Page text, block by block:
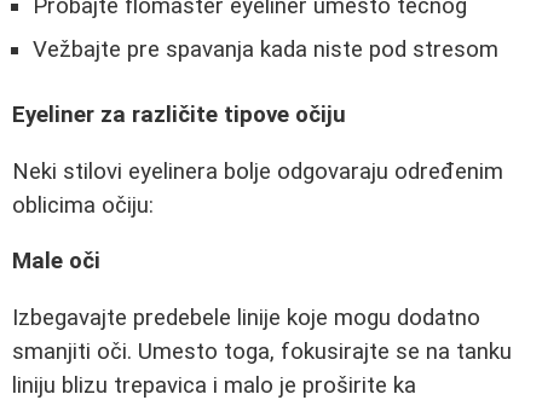
Probajte flomaster eyeliner umesto tečnog
Vežbajte pre spavanja kada niste pod stresom
Eyeliner za različite tipove očiju
Neki stilovi eyelinera bolje odgovaraju određenim
oblicima očiju:
Male oči
Izbegavajte predebele linije koje mogu dodatno
smanjiti oči. Umesto toga, fokusirajte se na tanku
liniju blizu trepavica i malo je proširite ka